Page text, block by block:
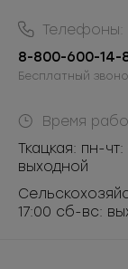
Телефоны:
8-800-600-14-
Бесплатный
Время
Ткацкая: пн-
выходной
17:00 сб-вс: